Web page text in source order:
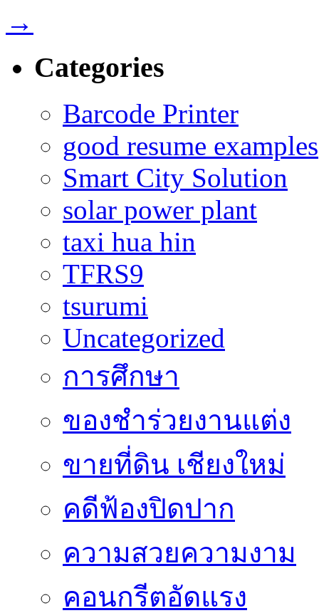
→
Categories
Barcode Printer
good resume examples
Smart City Solution
solar power plant
taxi hua hin
TFRS9
tsurumi
Uncategorized
การศึกษา
ของชำร่วยงานแต่ง
ขายที่ดิน เชียงใหม่
คดีฟ้องปิดปาก
ความสวยความงาม
คอนกรีตอัดแรง